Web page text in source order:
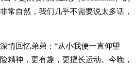
常自然，我们几乎不需要说太多话，
情回忆弟弟：“从小我便一直仰望
精神，更有趣，更擅长运动。今晚，